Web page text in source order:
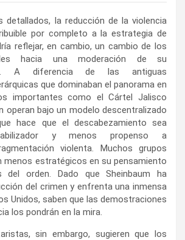
detallados, la reducción de la violencia
por completo a la estrategia de
reflejar, en cambio, un cambio de los
hacia una moderación de su
A diferencia de las antiguas
que dominaban el panorama en
importantes como el Cártel Jalisco
operan bajo un modelo descentralizado
hace que el descabezamiento sea
y menos propenso a
violenta. Muchos grupos
menos estratégicos en su pensamiento
del orden. Dado que Sheinbaum ha
del crimen y enfrenta una inmensa
Unidos, saben que las demostraciones
los pondrán en la mira.
sin embargo, sugieren que los